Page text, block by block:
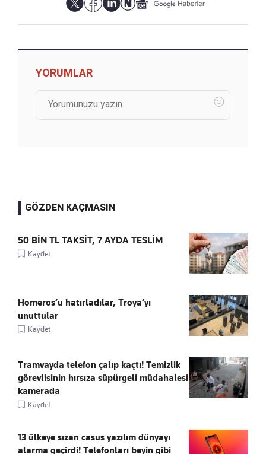
YORUMLAR
GÖZDEN KAÇMASIN
50 BİN TL TAKSİT, 7 AYDA TESLİM
Kaydet
Homeros’u hatırladılar, Troya’yı
unuttular
Kaydet
Tramvayda telefon çalıp kaçtı! Temizlik
görevlisinin hırsıza süpürgeli müdahalesi
kamerada
Kaydet
13 ülkeye sızan casus yazılım dünyayı
alarma geçirdi! Telefonları beyin gibi